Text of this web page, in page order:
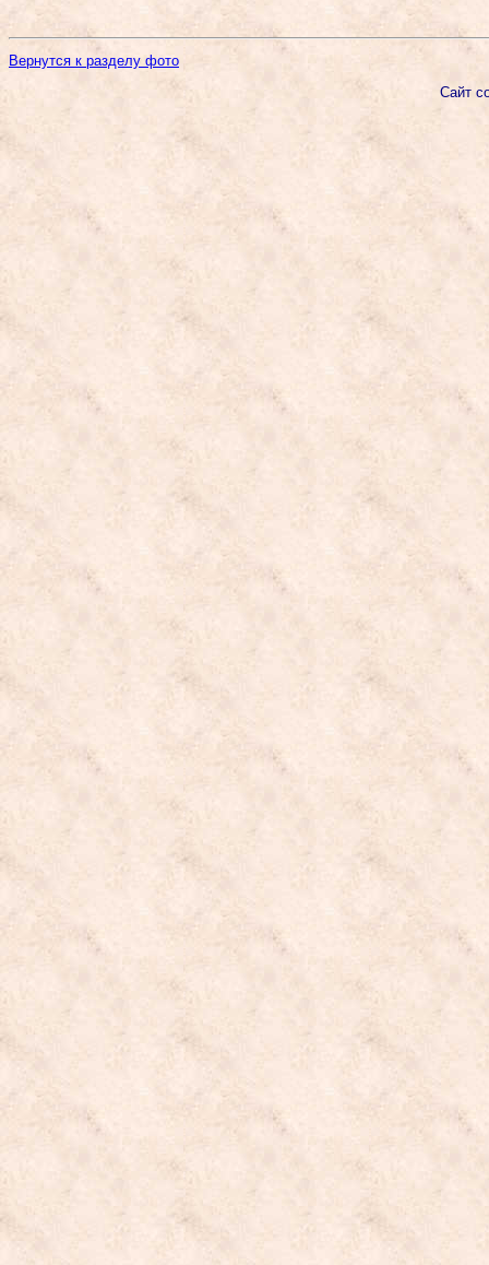
Вернутся к разделу фото
Сайт